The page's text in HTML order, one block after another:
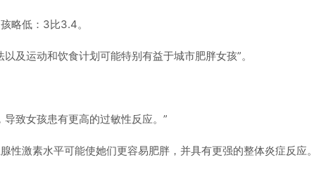
略低：3比3.4。
及运动和饮食计划可能特别有益于城市肥胖女孩”。
致女孩患有更高的过敏性反应。”
性激素水平可能使她们更容易肥胖，并具有更强的整体炎症反应。